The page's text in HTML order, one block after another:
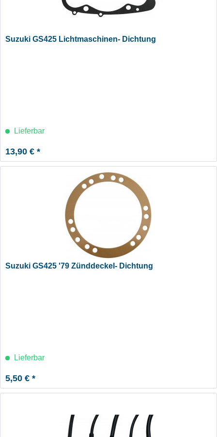
Suzuki GS425 Lichtmaschinen- Dichtung
Lieferbar
13,90 € *
Suzuki GS425 '79 Zünddeckel- Dichtung
Lieferbar
5,50 € *